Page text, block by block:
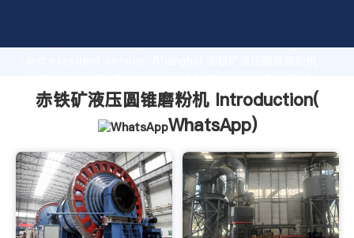
production capability, advanced research strength
customers.
赤铁矿液压圆锥磨粉机 Introduction(
WhatsApp)